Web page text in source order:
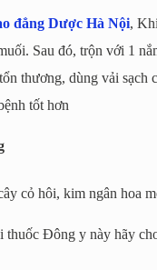
đẳng Dược Hà Nội,
Sau đó, trộn với 1
thương, dùng vải
tốt hơn
cỏ hôi, kim ngân hoa
thuốc Đông y này hãy